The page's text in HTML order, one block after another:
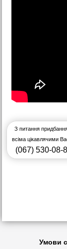
З питання
всіма цікавлячими
(067) 530-08-
Умови